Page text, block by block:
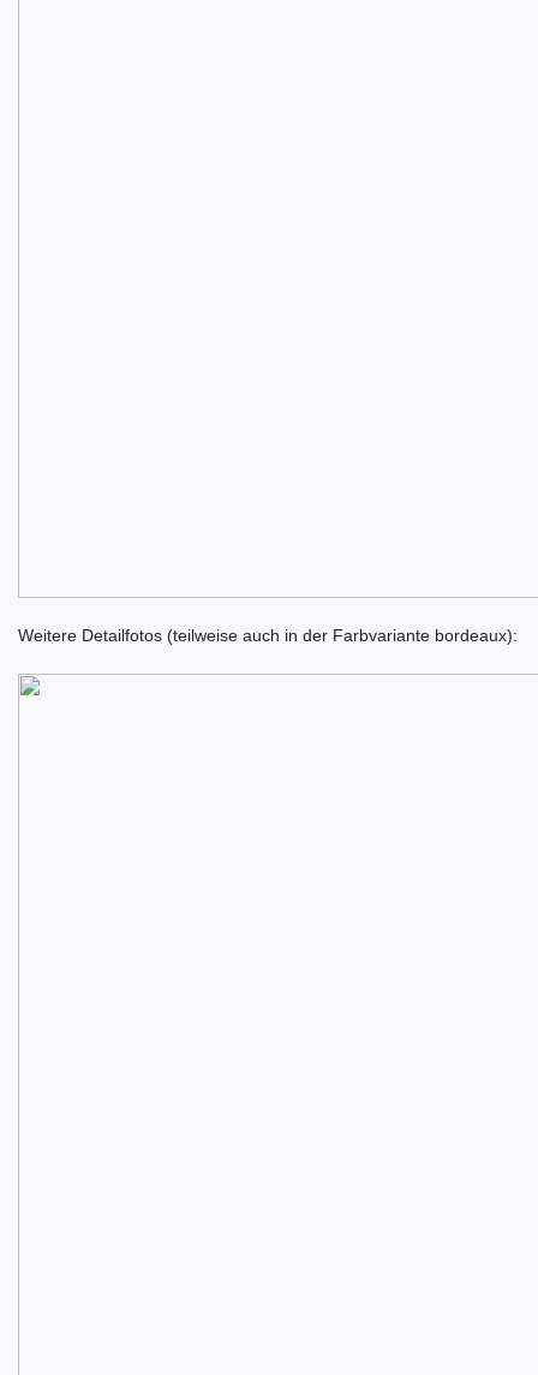
Weitere Detailfotos (teilweise auch in der Farbvariante bordeaux):